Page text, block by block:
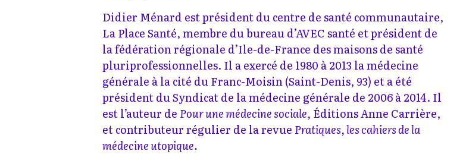
Didier Ménard est président du centre de santé communautaire,
La Place Santé, membre du bureau d’AVEC santé et président de
la fédération régionale d’Ile-de-France des maisons de santé
pluriprofessionnelles. Il a exercé de 1980 à 2013 la médecine
générale à la cité du Franc-Moisin (Saint-Denis, 93) et a été
président du Syndicat de la médecine générale de 2006 à 2014. Il
est l’auteur de Pour une médecine sociale, Éditions Anne Carrière,
et contributeur régulier de la revue Pratiques, les cahiers de la
médecine utopique.